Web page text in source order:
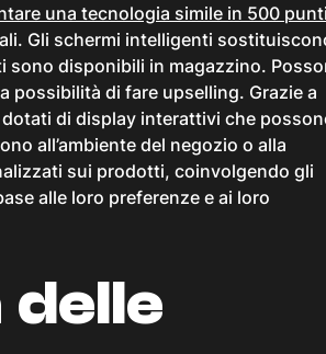
una tecnologia simile in 500 punti
Gli schermi intelligenti
disponibili in magazzino.
possibilità di fare upselling. Grazie a
di display interattivi che
all’ambiente del negozio o alla
sui prodotti, coinvolgendo gli
alle loro preferenze e ai loro